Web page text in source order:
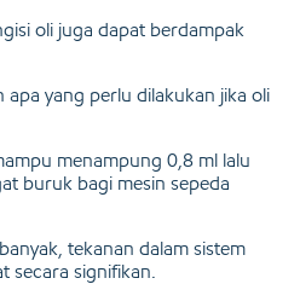
oli juga dapat berdampak
apa yang perlu dilakukan jika oli
menampung 0,8 ml lalu
buruk bagi mesin sepeda
tekanan dalam sistem
secara signifikan.